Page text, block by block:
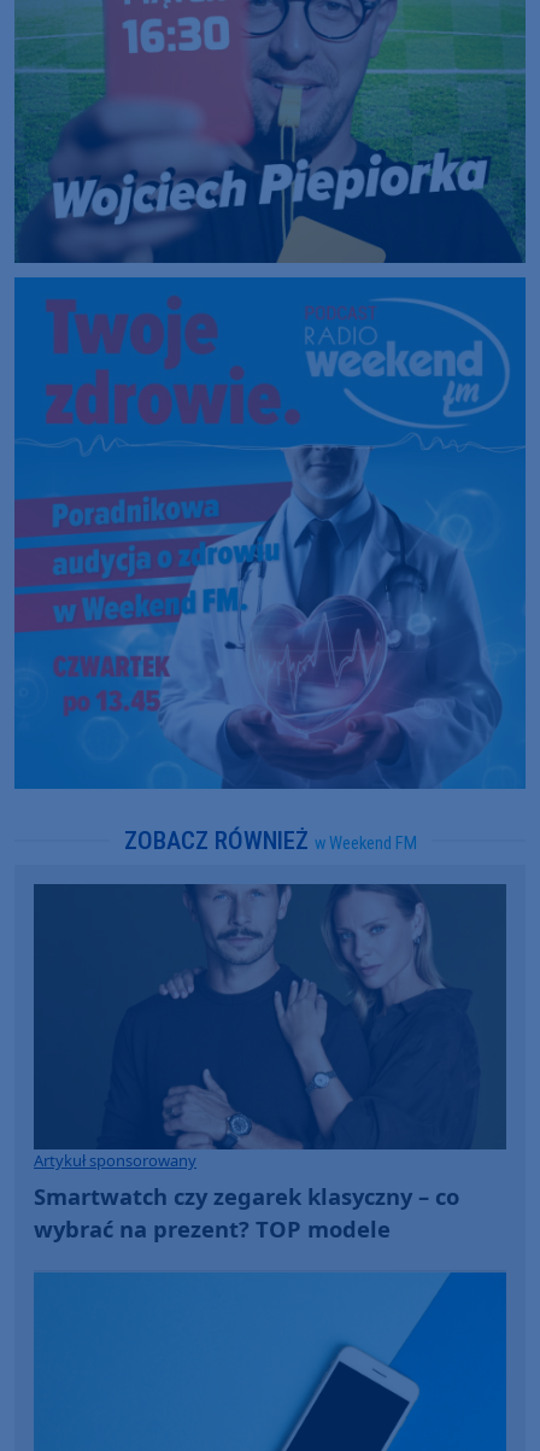
ZOBACZ RÓWNIEŻ w Weekend FM
Artykuł sponsorowany
Smartwatch czy zegarek klasyczny – co
wybrać na prezent? TOP modele